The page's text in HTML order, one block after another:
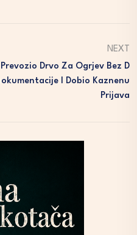
NEXT
Prevozio Drvo Za Ogrjev Bez D
Okumentacije I Dobio Kaznenu
Prijava